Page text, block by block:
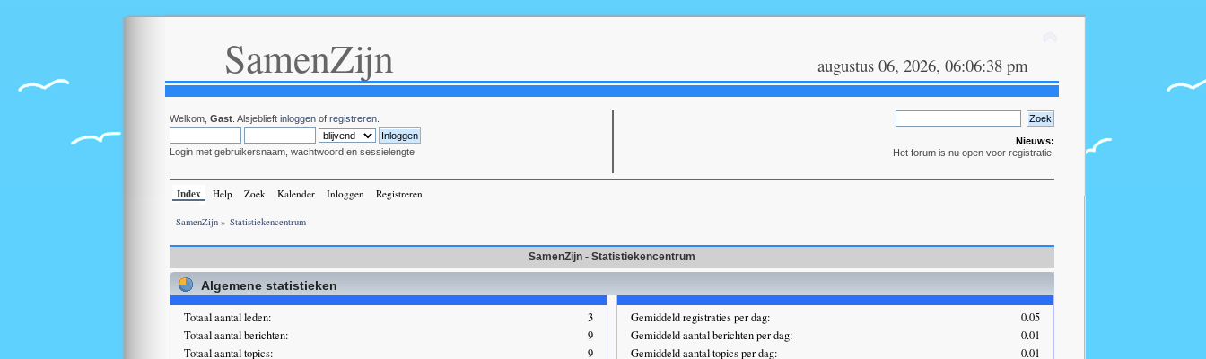
SamenZijn augustus 06, 2026, 06:06:38 pm
Welkom,Gast . Alsjeblieftinloggen ofregistreren
Login met gebruikersnaam, wachtwoord en sessielengte
Nieuws:
Het forum is nu open voor registratie.
Index Help Zoek Kalender Inloggen Registreren
SamenZijn» Statistiekencentrum
SamenZijn - Statistiekencentrum
Algemene statistieken
Totaal aantal leden:
3
Totaal aantal berichten:
9
Totaal aantal topics:
9
Gemiddeld registraties per dag:
0.05
Gemiddeld aantal berichten per dag:
0.01
Gemiddeld aantal topics per dag:
0.01